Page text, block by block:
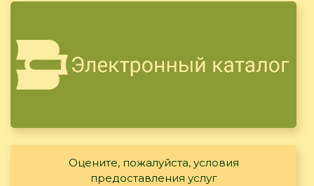
Оцените, пожалуйста, условия
предоставления услуг